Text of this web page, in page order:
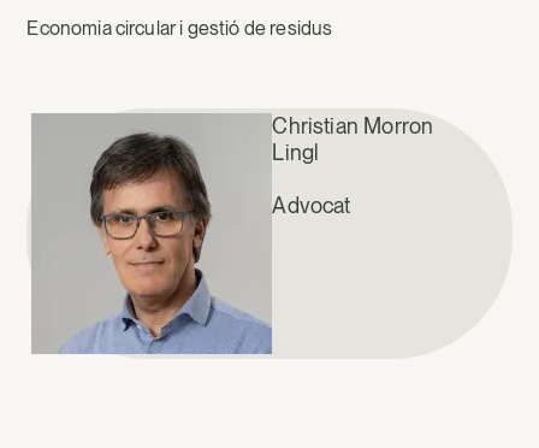
Economia circular i gestió de residus
Christian Morron
Lingl
Advocat